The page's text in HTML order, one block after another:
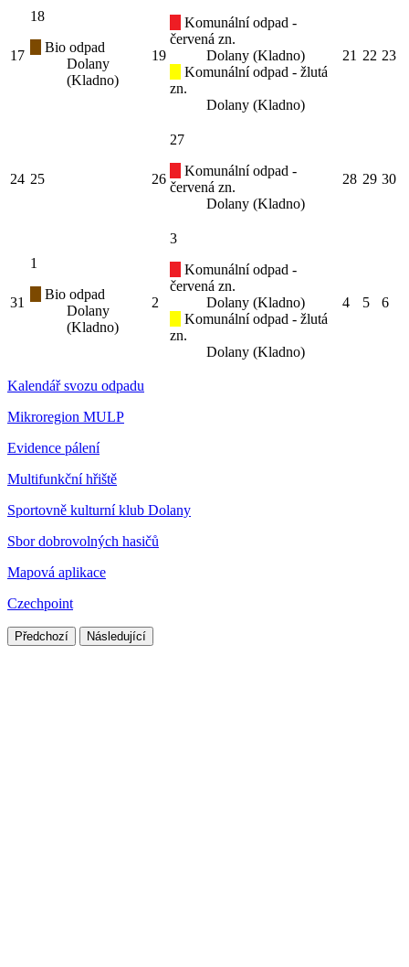
17
18
Bio odpad
Dolany
(Kladno)
19
Komunální odpad -
červená zn.
Dolany (Kladno)
Komunální odpad - žlutá
zn.
Dolany (Kladno)
21 22 23
24 25 26
27
Komunální odpad -
červená zn.
Dolany (Kladno)
28 29 30
31
1
Bio odpad
Dolany
(Kladno)
2
3
Komunální odpad -
červená zn.
Dolany (Kladno)
Komunální odpad - žlutá
zn.
Dolany (Kladno)
4 5 6
Kalendář svozu odpadu
Mikroregion MULP
Evidence pálení
Multifunkční hřiště
Sportovně kulturní klub Dolany
Sbor dobrovolných hasičů
Mapová aplikace
Czechpoint
Předchozí Následující